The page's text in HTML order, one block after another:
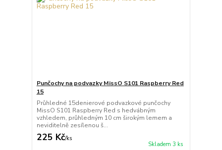
Punčochy na podvazky MissO S101 Raspberry Red
15
Průhledné 15denierové podvazkové punčochy
MissO S101 Raspberry Red s hedvábným
vzhledem, průhledným 10 cm širokým lemem a
neviditelně zesílenou š...
225 Kč/ks
Skladem 3 ks